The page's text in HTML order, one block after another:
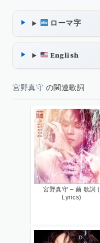
ローマ字
English
宮野真守 の関連歌詞
宮野真守 – 繭 歌詞 (
Lyrics)